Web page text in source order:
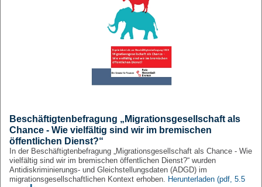
Beschäftigtenbefragung „Migrationsgesellschaft als
Chance - Wie vielfältig sind wir im bremischen
öffentlichen Dienst?“
In der Beschäftigtenbefragung „Migrationsgesellschaft als Chance - Wie
vielfältig sind wir im bremischen öffentlichen Dienst?“ wurden
Antidiskriminierungs- und Gleichstellungsdaten (ADGD) im
migrationsgesellschaftlichen Kontext erhoben. Herunterladen (pdf, 5.5